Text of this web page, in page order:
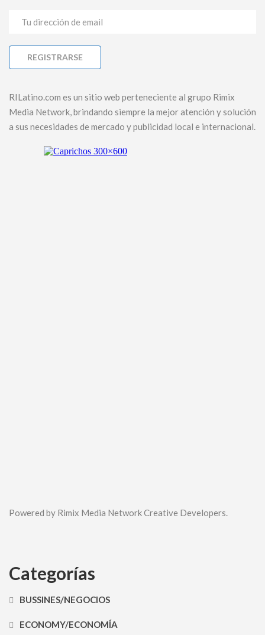
RILatino.com es un sitio web perteneciente al grupo Rimix
Media Network, brindando siempre la mejor atención y solución
a sus necesidades de mercado y publicidad local e internacional.
Powered by Rimix Media Network Creative Developers.
Categorías
BUSSINES/NEGOCIOS
ECONOMY/ECONOMÍA